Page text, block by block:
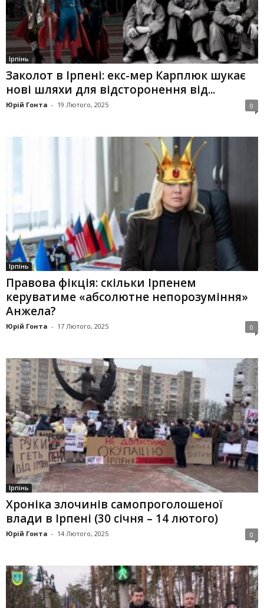
Ірпінь
Заколот в Ірпені: екс-мер Карплюк шукає
нові шляхи для відсторонення від...
Юрій Гонта - 19 Лютого, 2025 0
Ірпінь
Правова фікція: скільки Ірпенем
керуватиме «абсолютне непорозуміння»
Анжела?
Юрій Гонта - 17 Лютого, 2025 0
Ірпінь
Хроніка злочинів самопроголошеної
влади в Ірпені (30 січня – 14 лютого)
Юрій Гонта - 14 Лютого, 2025 0